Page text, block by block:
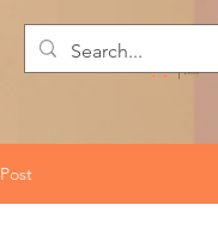
Post